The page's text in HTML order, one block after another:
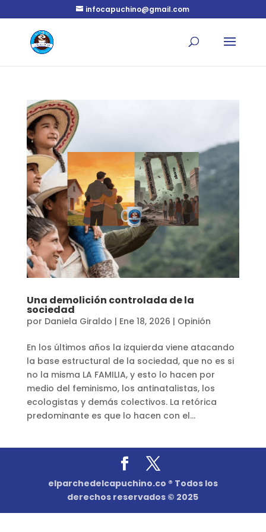
infocapuchino@gmail.com
Una demolición controlada de la
sociedad
por Daniela Giraldo | Ene 18, 2026 | Opinión
En los últimos años la izquierda viene atacando
la base estructural de la sociedad, que no es si
no la misma LA FAMILIA, y esto lo hacen por
medio del feminismo, los antinatalistas, los
ecologistas y demás colectivos. La retórica
predominante es que lo hacen con el...
elparchedelcapuchino.co ® Todos los
derechos reservados © 2025